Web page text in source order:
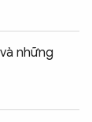
những